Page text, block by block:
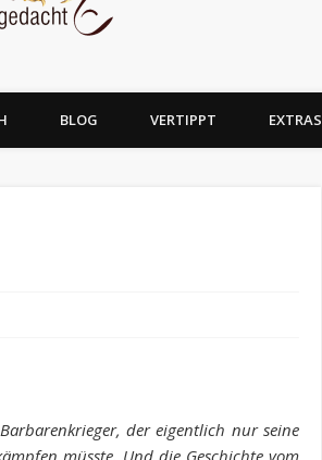
BLOG VERTIPPT EXTRAS
der eigentlich nur seine
müsste. Und die Geschichte vom